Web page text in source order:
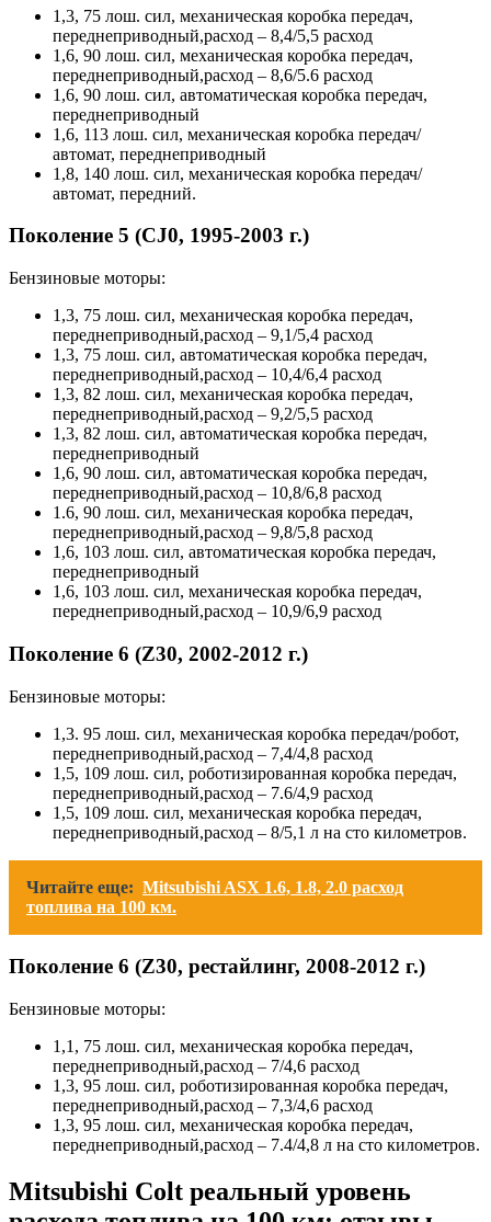
1,3, 75 лош. сил, механическая коробка передач,
переднеприводный,расход – 8,4/5,5 расход
1,6, 90 лош. сил, механическая коробка передач,
переднеприводный,расход – 8,6/5.6 расход
1,6, 90 лош. сил, автоматическая коробка передач,
переднеприводный
1,6, 113 лош. сил, механическая коробка передач/
автомат, переднеприводный
1,8, 140 лош. сил, механическая коробка передач/
автомат, передний.
Поколение 5 (CJ0, 1995-2003 г.)
Бензиновые моторы:
1,3, 75 лош. сил, механическая коробка передач,
переднеприводный,расход – 9,1/5,4 расход
1,3, 75 лош. сил, автоматическая коробка передач,
переднеприводный,расход – 10,4/6,4 расход
1,3, 82 лош. сил, механическая коробка передач,
переднеприводный,расход – 9,2/5,5 расход
1,3, 82 лош. сил, автоматическая коробка передач,
переднеприводный
1,6, 90 лош. сил, автоматическая коробка передач,
переднеприводный,расход – 10,8/6,8 расход
1.6, 90 лош. сил, механическая коробка передач,
переднеприводный,расход – 9,8/5,8 расход
1,6, 103 лош. сил, автоматическая коробка передач,
переднеприводный
1,6, 103 лош. сил, механическая коробка передач,
переднеприводный,расход – 10,9/6,9 расход
Поколение 6 (Z30, 2002-2012 г.)
Бензиновые моторы:
1,3. 95 лош. сил, механическая коробка передач/робот,
переднеприводный,расход – 7,4/4,8 расход
1,5, 109 лош. сил, роботизированная коробка передач,
переднеприводный,расход – 7.6/4,9 расход
1,5, 109 лош. сил, механическая коробка передач,
переднеприводный,расход – 8/5,1 л на сто километров.
Читайте еще: Mitsubishi ASX 1.6, 1.8, 2.0 расход
топлива на 100 км.
Поколение 6 (Z30, рестайлинг, 2008-2012 г.)
Бензиновые моторы:
1,1, 75 лош. сил, механическая коробка передач,
переднеприводный,расход – 7/4,6 расход
1,3, 95 лош. сил, роботизированная коробка передач,
переднеприводный,расход – 7,3/4,6 расход
1,3, 95 лош. сил, механическая коробка передач,
переднеприводный,расход – 7.4/4,8 л на сто километров.
Mitsubishi Colt реальный уровень